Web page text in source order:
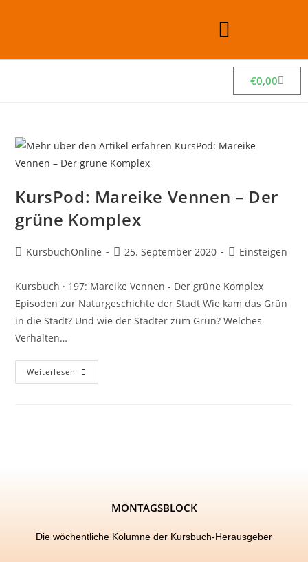
€0,00
KursPod: Mareike Vennen – Der
grüne Komplex
KursbuchOnline 25. September 2020 Einsteigen
Kursbuch · 197: Mareike Vennen - Der grüne Komplex
Episoden zur Naturgeschichte der Stadt Wie kam das Grün
in die Stadt? Und wie der Städter zum Grün? Welches
Verhalten…
Weiterlesen
MONTAGSBLOCK
Die wöchentliche Kolumne der Kursbuch-Herausgeber